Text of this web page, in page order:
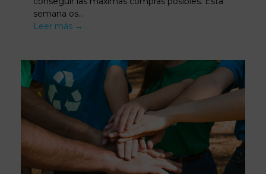
semana os…
Leer más →